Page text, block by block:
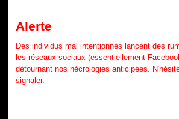
Alerte
Des individus mal intentionnés lancent des
les réseaux sociaux (essentiellement
détournant nos nécrologies anticipées.
signaler.